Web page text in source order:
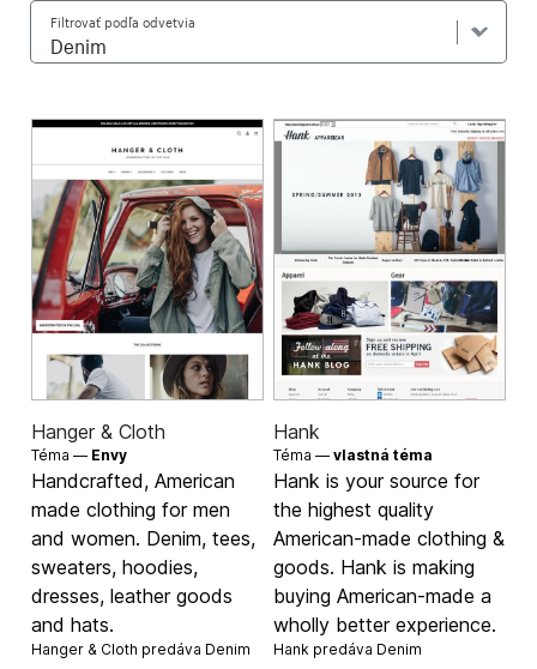
Filtrovať podľa odvetvia
Hanger & Cloth
Téma — Envy
Handcrafted, American
made clothing for men
and women. Denim, tees,
sweaters, hoodies,
dresses, leather goods
and hats.
Hanger & Cloth predáva Denim
Hank
Téma — vlastná téma
Hank is your source for
the highest quality
American-made clothing &
goods. Hank is making
buying American-made a
wholly better experience.
Hank predáva Denim